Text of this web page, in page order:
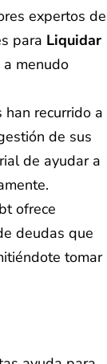
expertos de
para Liquidar
menudo
han recurrido a
de sus
de ayudar a
ofrece
deudas que
tomar